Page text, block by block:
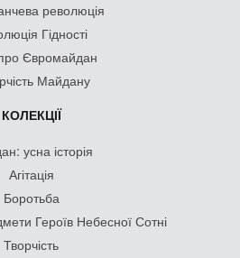
революція
Гідності
Євромайдан
Майдану
КОЛЕКЦІЇ
усна історія
Агітація
Боротьба
Героїв Небесної Сотні
Творчість